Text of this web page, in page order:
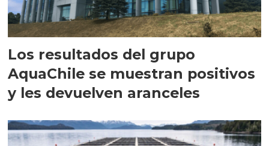
Los resultados del grupo
AquaChile se muestran positivos
y les devuelven aranceles